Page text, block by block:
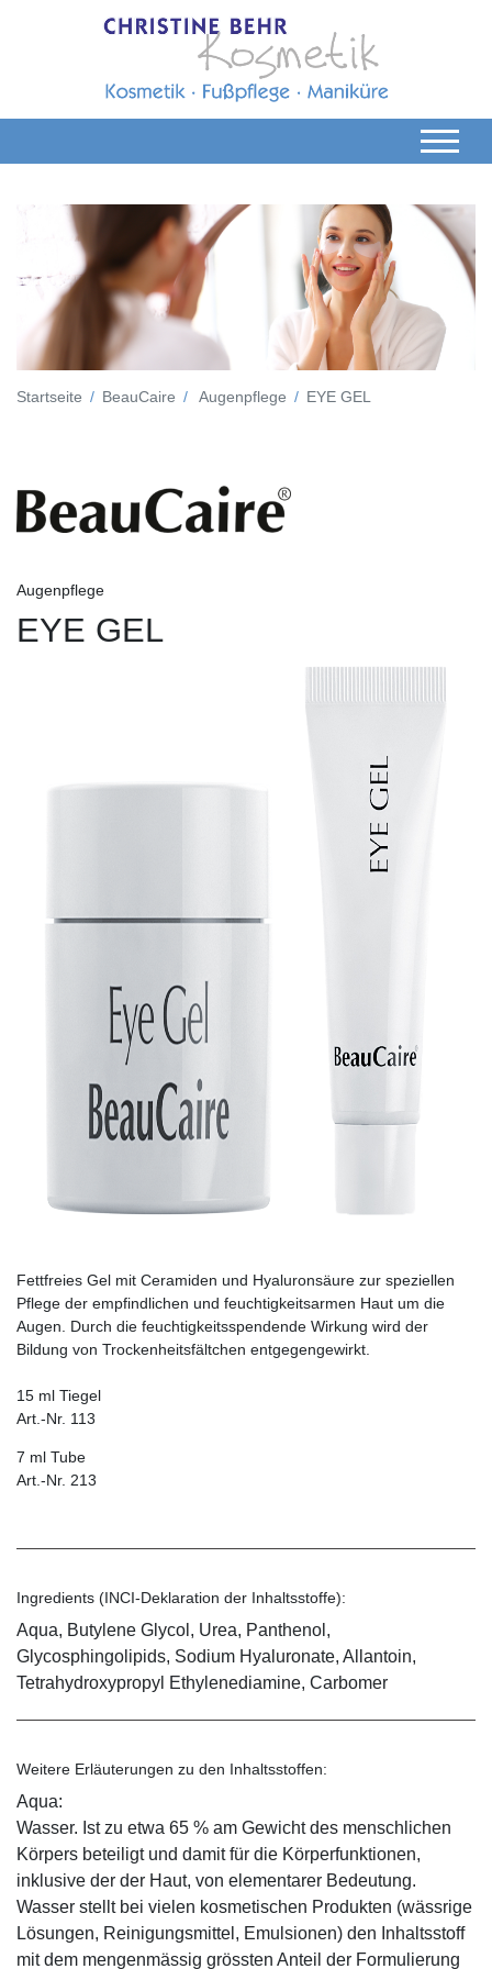
Startseite BeauCaire Augenpflege EYE GEL
Augenpflege
EYE GEL
Fettfreies Gel mit Ceramiden und Hyaluronsäure zur speziellen
Pflege der empfindlichen und feuchtigkeitsarmen Haut um die
Augen. Durch die feuchtigkeitsspendende Wirkung wird der
Bildung von Trockenheitsfältchen entgegengewirkt.
15 ml Tiegel
Art.-Nr. 113
7 ml Tube
Art.-Nr. 213
Ingredients (INCI-Deklaration der Inhaltsstoffe):
Aqua, Butylene Glycol, Urea, Panthenol,
Glycosphingolipids, Sodium Hyaluronate, Allantoin,
Tetrahydroxypropyl Ethylenediamine, Carbomer
Weitere Erläuterungen zu den Inhaltsstoffen:
Aqua:
Wasser. Ist zu etwa 65 % am Gewicht des menschlichen
Körpers beteiligt und damit für die Körperfunktionen,
inklusive der der Haut, von elementarer Bedeutung.
Wasser stellt bei vielen kosmetischen Produkten (wässrige
Lösungen, Reinigungsmittel, Emulsionen) den Inhaltsstoff
mit dem mengenmässig grössten Anteil der Formulierung